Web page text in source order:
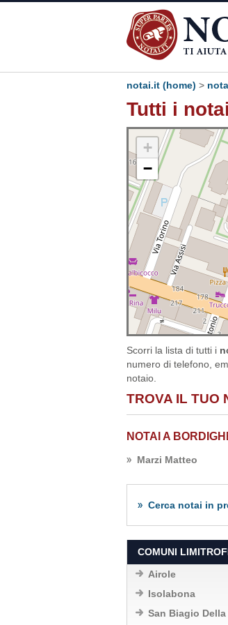
notai.it (home) >
Tutti i
+
−
Scorri la lista di tutti i
numero di telefono,
notaio.
TROVA IL TUO
NOTAI A
Marzi Matteo
Cerca notai in
COMUNI
Airole
Isolabona
San Biagio Della